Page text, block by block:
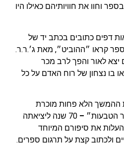
וחוו את חוויותיהם כאילו היו
דפים כתובים בכתב יד של
קראו ״ההוביט״, מאת ג׳.ר.ר.
יצא לאור והפך לרב מכר
בו נצחון של רוח האדם על כל
ההמשך הלא פחות מוכרת
הטבעות״ –
70 שנה ליציאתה
את סיפורם המיוחד
ולכתוב קצת על תרגום ספרים.